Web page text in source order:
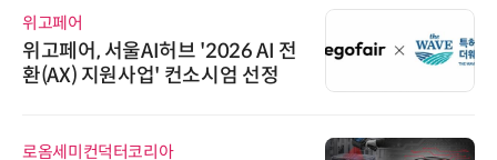
위고페어
위고페어, 서울AI허브 '2026 AI 전
환(AX) 지원사업' 컨소시엄 선정
로옴세미컨덕터코리아